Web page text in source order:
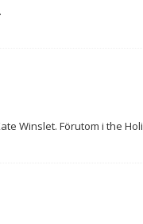
Winslet. Förutom i the